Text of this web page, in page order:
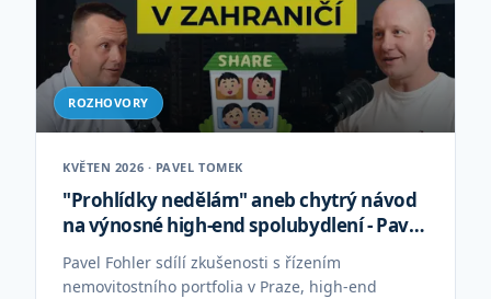
ROZHOVORY
KVĚTEN 2026 · PAVEL TOMEK
"Prohlídky nedělám" aneb chytrý návod
na výnosné high-end spolubydlení - Pavel
Fohler
Pavel Fohler sdílí zkušenosti s řízením
nemovitostního portfolia v Praze, high-end